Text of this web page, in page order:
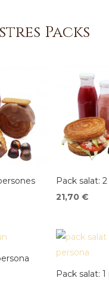
Packs
Pack salat:
21,70€
Pack salat: